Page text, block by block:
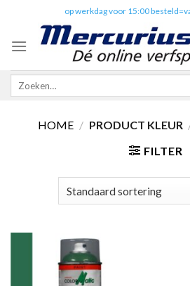
content
op werkdag voor 15:00
Zoeken
HOME / PRODUCT KLEUR
FILTER